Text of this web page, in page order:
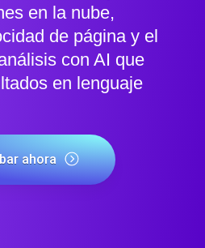
en la nube,
de página y el
con AI que
en lenguaje
ahora